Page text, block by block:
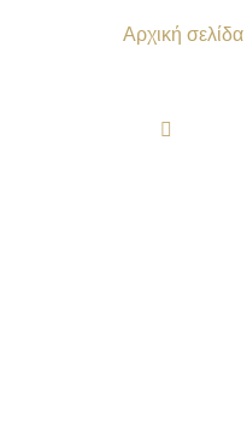
Αρχική σελίδα